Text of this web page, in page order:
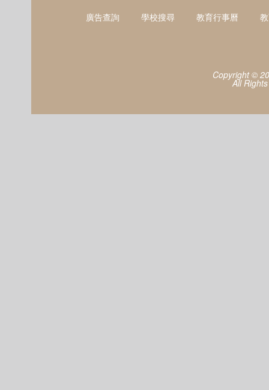
廣告查詢 學校搜尋 教育行事曆
Copyright ©
All